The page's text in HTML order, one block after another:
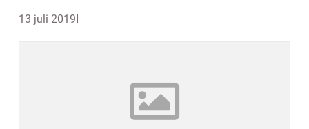
13 juli 2019